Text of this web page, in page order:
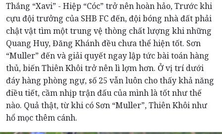
Thắng “Xavi” - Hiệp “Cóc” trở nên hoàn hảo, Trước khi
cựu đội trưởng của SHB FC đến, đội bóng nhà đất phải
chật vật tìm một trung vệ thòng chất lượng khi những
Quang Huy, Đăng Khánh đều chưa thể hiện tốt. Sơn
“Muller” đến và giải quyết ngay lập tức bài toán hàng
thủ, biến Thiên Khôi trở nên lì lợm hơn. Ở vị trí dưới
đáy hàng phòng ngự, số 25 vẫn luôn cho thấy khả năng
điều tiết, cầm nhịp trận đấu của mình là tốt như thế
nào. Quả thật, từ khi có Sơn “Muller”, Thiên Khôi như
hổ mọc thêm cánh.